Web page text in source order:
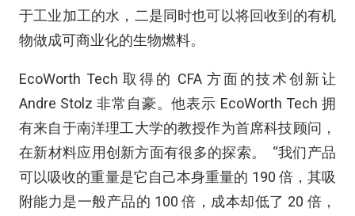
于工业加工的水，二是同时也可以将回收到的有机
物做成可商业化的生物燃料。
EcoWorth Tech 取得的 CFA 方面的技术创新让
Andre Stolz 非常自豪。他表示 EcoWorth Tech 拥
有来自于南洋理工大学的教授作为首席科技顾问，
在新材料应用创新方面有很多的探索。
“我们产品
可以吸收的重量是它自己本身重量的 190 倍，其吸
附能力是一般产品的 100 倍，成本却低了 20 倍，